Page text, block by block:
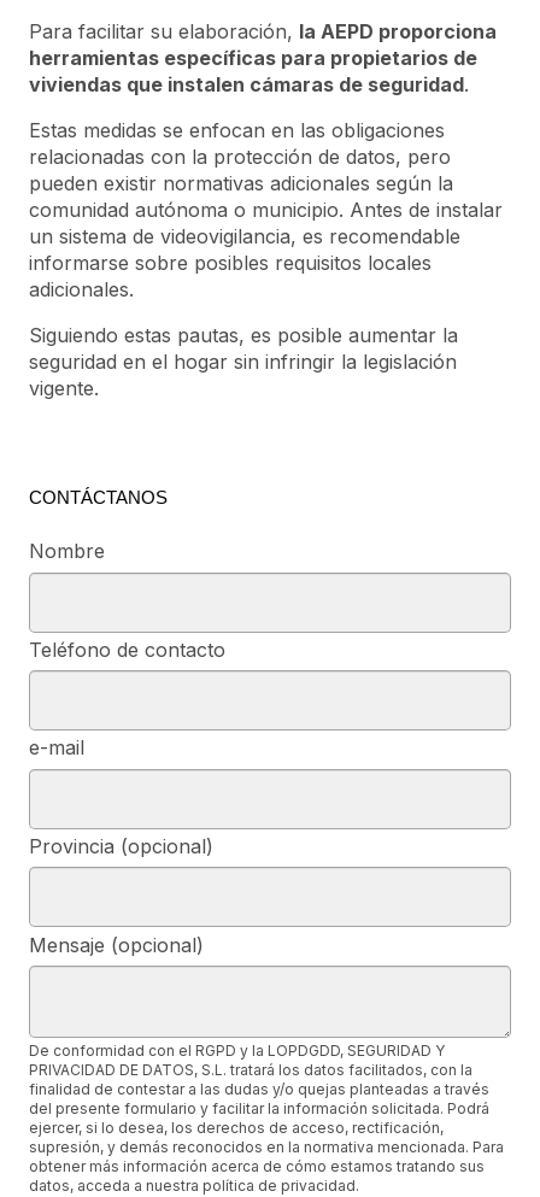
Para facilitar su elaboración, la AEPD proporciona
herramientas específicas para propietarios de
viviendas que instalen cámaras de seguridad.
Estas medidas se enfocan en las obligaciones
relacionadas con la protección de datos, pero
pueden existir normativas adicionales según la
comunidad autónoma o municipio. Antes de instalar
un sistema de videovigilancia, es recomendable
informarse sobre posibles requisitos locales
adicionales.
Siguiendo estas pautas, es posible aumentar la
seguridad en el hogar sin infringir la legislación
vigente.
CONTÁCTANOS
Nombre
Teléfono de contacto
e-mail
Provincia (opcional)
Mensaje (opcional)
De conformidad con el RGPD y la LOPDGDD, SEGURIDAD Y
PRIVACIDAD DE DATOS, S.L. tratará los datos facilitados, con la
finalidad de contestar a las dudas y/o quejas planteadas a través
del presente formulario y facilitar la información solicitada. Podrá
ejercer, si lo desea, los derechos de acceso, rectificación,
supresión, y demás reconocidos en la normativa mencionada. Para
obtener más información acerca de cómo estamos tratando sus
datos, acceda a nuestra política de privacidad.